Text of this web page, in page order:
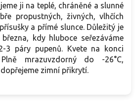
ji na teplé, chráněné a slunné
propustných, živných, vlhčích
a přímé slunce. Důležitý je
kdy hluboce seřezáváme
3 páry pupenů. Kvete na konci
mrazuvzdorný do -26°C,
zimní přikrytí.